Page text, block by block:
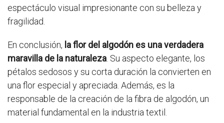
espectáculo visual impresionante con su belleza y
fragilidad.
En conclusión, la flor del algodón es una verdadera
maravilla de la naturaleza . Su aspecto elegante, los
pétalos sedosos y su corta duración la convierten en
una flor especial y apreciada. Además, es la
responsable de la creación de la fibra de algodón, un
material fundamental en la industria textil.